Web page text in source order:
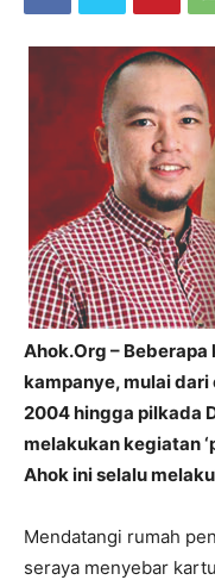
Ahok.Org – Beberapa
kampanye, mulai dari
2004 hingga pilkada
melakukan kegiatan
Ahok ini selalu
Mendatangi rumah
seraya menyebar